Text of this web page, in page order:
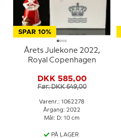
SPAR 10%
Årets Julekone 2022,
Royal Copenhagen
DKK 585,00
Før: DKK 649,00
Varenr.: 1062278
Årgang: 2022
Mål: D: 10 cm
PÅ LAGER